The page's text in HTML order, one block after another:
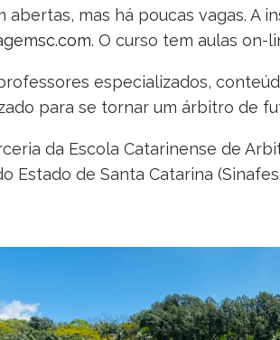
abertas, mas há poucas vagas. A
. O curso tem aulas on-
especializados,
para se tornar um árbitro de
da Escola Catarinense de
Estado de Santa Catarina